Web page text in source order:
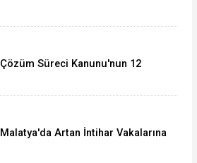
Çözüm Süreci Kanunu'nun 12
Malatya'da Artan İntihar Vakalarına